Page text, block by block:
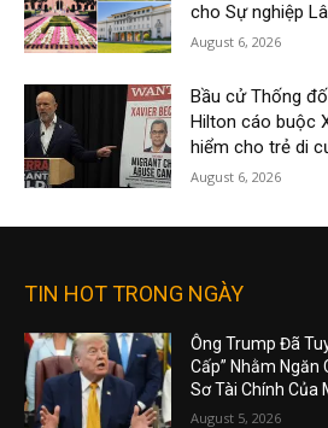
cho Sự nghiệp
August 6, 2026
Bầu cử Thống
Hilton cáo buộc
hiểm cho trẻ di
August 6, 2026
TIN HOT TRONG NGÀY
Ông Trump Đã
Cấp” Nhằm Ngăn
Sơ Tài Chính Của
August 5, 2026